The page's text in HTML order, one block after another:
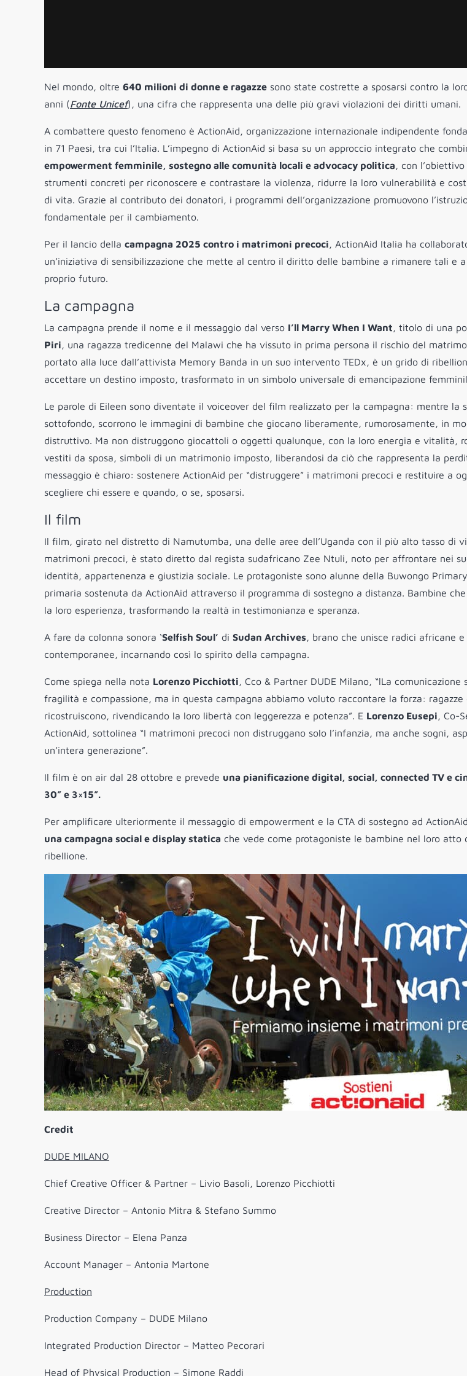
Nel mondo, oltre 640 milioni di donne e ragazze sono state costrette a sposarsi contro la
anni (Fonte Unicef), una cifra che rappresenta una delle più gravi violazioni dei diritti umani.
A combattere questo fenomeno è ActionAid, organizzazione internazionale indipendente
in 71 Paesi, tra cui l’Italia. L’impegno di ActionAid si basa su un approccio integrato che
empowerment femminile, sostegno alle comunità locali e advocacy politica, con
strumenti concreti per riconoscere e contrastare la violenza, ridurre la loro vulnerabilità e
di vita. Grazie al contributo dei donatori, i programmi dell’organizzazione promuovono
fondamentale per il cambiamento.
Per il lancio della campagna 2025 contro i matrimoni precoci, ActionAid Italia ha
un’iniziativa di sensibilizzazione che mette al centro il diritto delle bambine a rimanere tali e
proprio futuro.
La campagna
La campagna prende il nome e il messaggio dal verso I’ll Marry When I Want, titolo di una
Piri, una ragazza tredicenne del Malawi che ha vissuto in prima persona il rischio del
portato alla luce dall’attivista Memory Banda in un suo intervento TEDx, è un grido di
accettare un destino imposto, trasformato in un simbolo universale di emancipazione
Le parole di Eileen sono diventate il voiceover del film realizzato per la campagna: mentre la
sottofondo, scorrono le immagini di bambine che giocano liberamente, rumorosamente, in
distruttivo. Ma non distruggono giocattoli o oggetti qualunque, con la loro energia e vitalità,
vestiti da sposa, simboli di un matrimonio imposto, liberandosi da ciò che rappresenta la
messaggio è chiaro: sostenere ActionAid per “distruggere” i matrimoni precoci e restituire a
scegliere chi essere e quando, o se, sposarsi.
Il film
Il film, girato nel distretto di Namutumba, una delle aree dell’Uganda con il più alto tasso di
matrimoni precoci, è stato diretto dal regista sudafricano Zee Ntuli, noto per affrontare nei
identità, appartenenza e giustizia sociale. Le protagoniste sono alunne della Buwongo
primaria sostenuta da ActionAid attraverso il programma di sostegno a distanza. Bambine
la loro esperienza, trasformando la realtà in testimonianza e speranza.
A fare da colonna sonora ‘Selfish Soul’ di Sudan Archives, brano che unisce radici africane e
contemporanee, incarnando così lo spirito della campagna.
Come spiega nella nota Lorenzo Picchiotti, Cco & Partner DUDE Milano, “lLa comunicazione
fragilità e compassione, ma in questa campagna abbiamo voluto raccontare la forza: ragazze
ricostruiscono, rivendicando la loro libertà con leggerezza e potenza”. E Lorenzo Eusepi, Co-
ActionAid, sottolinea “I matrimoni precoci non distruggano solo l’infanzia, ma anche sogni,
un’intera generazione”.
Il film è on air dal 28 ottobre e prevede una pianificazione digital, social, connected TV e
30” e 3×15”.
Per amplificare ulteriormente il messaggio di empowerment e la CTA di sostegno ad
una campagna social e display statica che vede come protagoniste le bambine nel loro atto
ribellione.
Credit
DUDE MILANO
Chief Creative Officer & Partner – Livio Basoli, Lorenzo Picchiotti
Creative Director – Antonio Mitra & Stefano Summo
Business Director – Elena Panza
Account Manager – Antonia Martone
Production
Production Company – DUDE Milano
Integrated Production Director – Matteo Pecorari
Head of Physical Production – Simone Raddi